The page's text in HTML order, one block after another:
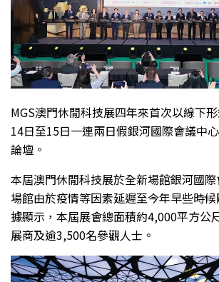
MGS澳門休閒科技展四年來首次以線下
14日至15日一連兩日假銀河國際會議中
論壇。
本屆澳門休閒科技展於全新場館銀河國
場館由於疫情等因素延遲至今年早些時
據顯示，本屆展會總面積約4,000平方公
展商及逾3,500名參觀人士。